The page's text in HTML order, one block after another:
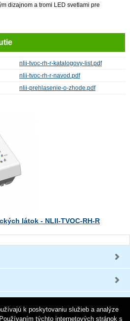
dizajnom a tromi LED svetlami pre
nlii-tvoc-rh-r-katalogovy-list.pdf
nlii-tvoc-rh-r-navod.pdf
nlii-prehlasenie-o-zhode.pdf
látok - NLII-TVOC-RH-R
k poskytovaniu služieb a analýze
týchto internetových stránok s